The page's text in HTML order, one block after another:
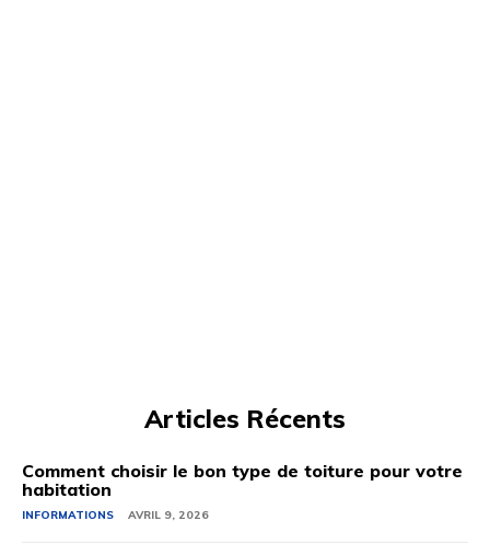
Articles Récents
Comment choisir le bon type de toiture pour votre
habitation
INFORMATIONS AVRIL 9, 2026